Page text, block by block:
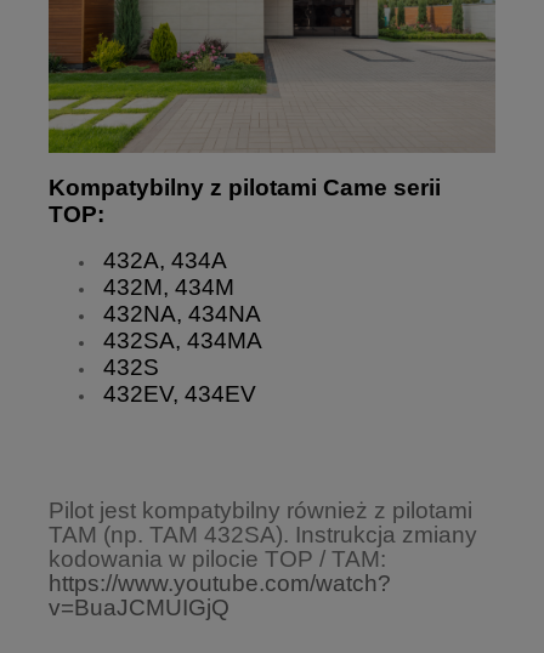
Kompatybilny z pilotami Came serii
TOP:
432A, 434A
432M, 434M
432NA, 434NA
432SA, 434MA
432S
432EV, 434EV
Pilot jest kompatybilny również z pilotami
TAM (np. TAM 432SA). Instrukcja zmiany
kodowania w pilocie TOP / TAM:
https://www.youtube.com/watch?
v=BuaJCMUIGjQ